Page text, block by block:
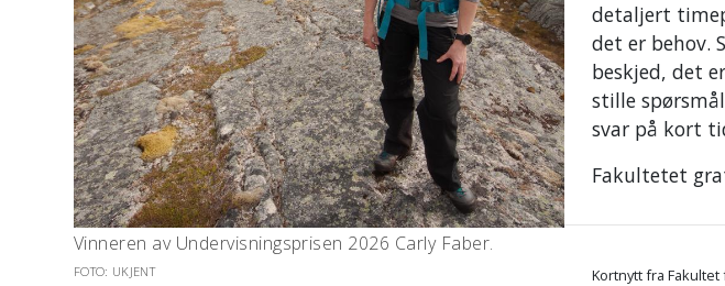
Vinneren av Undervisningsprisen 2026 Carly Faber.
FOTO: UKJENT
detaljert
det er behov.
beskjed, det
stille
svar på kort
Fakultetet
Kortnytt fra